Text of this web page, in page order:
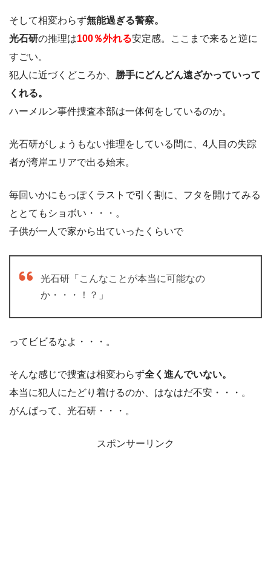
そして相変わらず無能過ぎる警察。
光石研の推理は100％外れる安定感。ここまで来ると逆に
すごい。
犯人に近づくどころか、 勝手にどんどん遠ざかっていって
くれる。
ハーメルン事件捜査本部は一体何をしているのか。
光石研がしょうもない推理をしている間に、4人目の失踪
者が湾岸エリアで出る始末。
毎回いかにもっぽくラストで引く割に、フタを開けてみる
ととてもショボい・・・。
子供が一人で家から出ていったくらいで
光石研「こんなことが本当に可能なの
か・・・！？」
ってビビるなよ・・・。
そんな感じで捜査は相変わらず全く進んでいない。
本当に犯人にたどり着けるのか、はなはだ不安・・・。
がんばって、光石研・・・。
スポンサーリンク